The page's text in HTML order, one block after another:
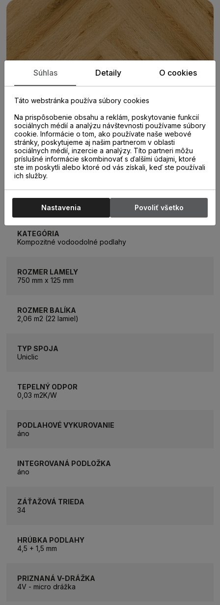
KATEGÓRIA
Kompozitné vodoodolné podlahy
ROZMER LAMELY
750 mm x 125 mm
ROZMER BALÍKA
2,06 m2 (22 lamiel)
TYP SPOJA
Uniclic
TEPELNÝ ODPOR
0,03 m2K/W
PODLAHOVÉ VYKUROVANIE
áno
INTEGROVANÁ PODLOŽKA
áno
ZÁŤAŽOVÁ TRIEDA
34
HRÚBKA PODLAHY
4,5 + 1,5 mm
PRIZNANÁ V-DRÁŽKA
4V - micro drážka
Súhlas Detaily O cookies
Táto webstránka používa súbory cookies
Na prispôsobenie obsahu a reklám, poskytovanie funkcií
sociálnych médií a analýzu návštevnosti používame súbory
cookie. Informácie o tom, ako používate naše webové
stránky, poskytujeme aj našim partnerom v oblasti
sociálnych médií, inzercie a analýzy. Títo partneri môžu
príslušné informácie skombinovať s ďalšími údajmi, ktoré
ste im poskytli alebo ktoré od vás získali, keď ste používali
ich služby.
Nastavenia Povoliť všetko